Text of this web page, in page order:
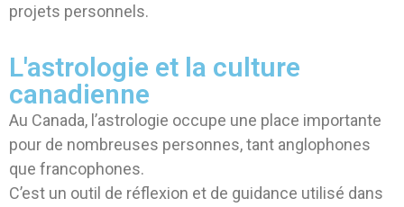
projets personnels.
L'astrologie et la culture
canadienne
Au Canada, l’astrologie occupe une place importante
pour de nombreuses personnes, tant anglophones
que francophones.
C’est un outil de réflexion et de guidance utilisé dans